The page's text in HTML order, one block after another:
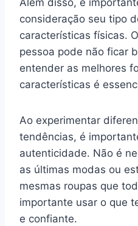
Além disso, é
consideração seu tipo
características físicas.
pessoa pode não ficar
entender as melhores
características é
Ao experimentar
tendências, é
autenticidade. Não é
as últimas modas ou
mesmas roupas que
importante usar o que
e confiante.